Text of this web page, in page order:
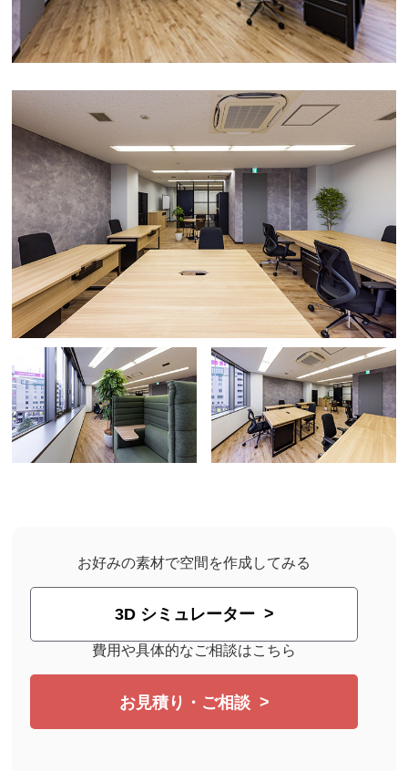
お好みの素材で空間を作成してみる
3D シミュレーター
費用や具体的なご相談はこちら
お見積り・ご相談